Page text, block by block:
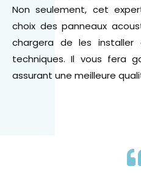
Non seulement, cet
choix des panneaux
chargera de les installer
techniques. Il vous fera
assurant une meilleure